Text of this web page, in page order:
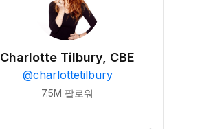
Charlotte Tilbury, CBE
@charlottetilbury
7.5M 팔로워